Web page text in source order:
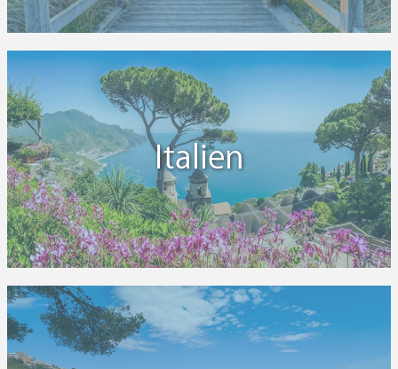
Italien